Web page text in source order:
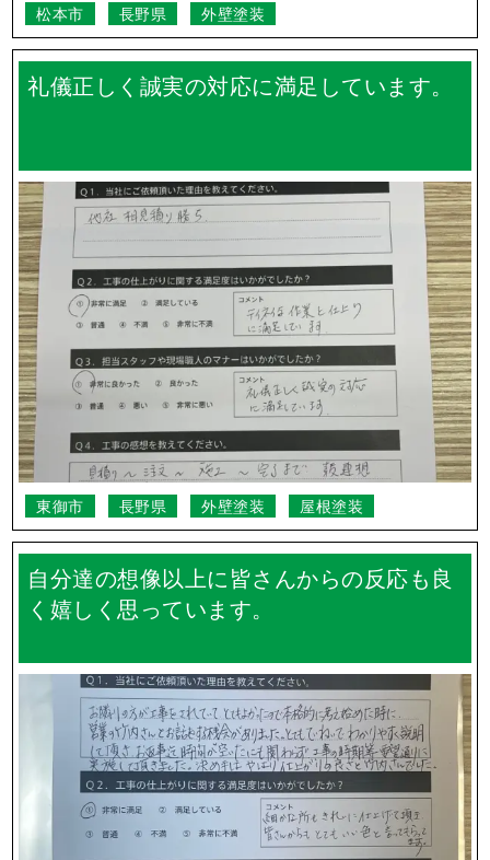
松本市 長野県 外壁塗装
礼儀正しく誠実の対応に満足しています。
東御市 長野県 外壁塗装 屋根塗装
自分達の想像以上に皆さんからの反応も良
く嬉しく思っています。